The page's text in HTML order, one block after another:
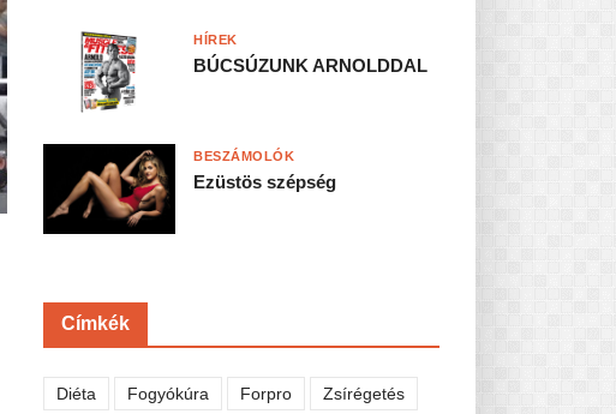
BÚCSÚZUNK ARNOLDDAL
HÍREK
Ezüstös szépség
BESZÁMOLÓK
Címkék
Diéta Fogyókúra Forpro Zsírégetés